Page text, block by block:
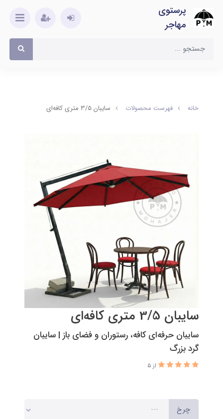
پرستوی
مهاجر
خانه فهرست محصولات سایبان 3/5 متری کافه‌ای
سایبان 3/5 متری کافه‌ای
سایبان حرفه‌ای کافه، رستوران و فضای باز | سایبان
گرد بزرگ
از 5
چرخ